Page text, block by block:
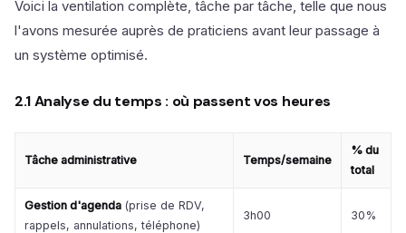
Voici la ventilation complète, tâche par tâche, telle que nous
l'avons mesurée auprès de praticiens avant leur passage à
un système optimisé.
2.1 Analyse du temps : où passent vos heures
Tâche administrative Temps/semaine
% du
total
Gestion d'agenda (prise de RDV,
rappels, annulations, téléphone)
3h00 30%